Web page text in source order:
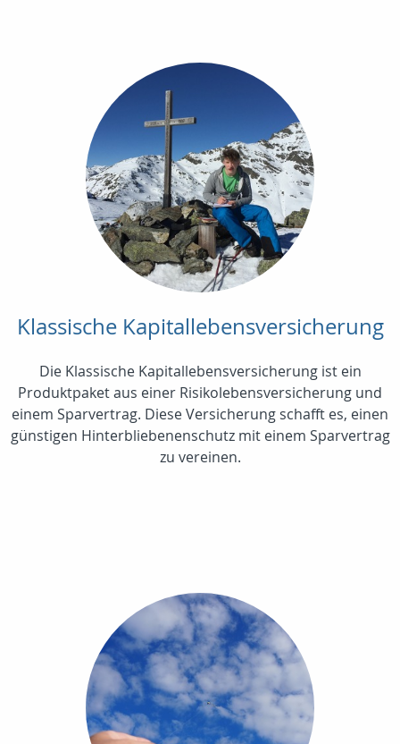
Klassische Kapitallebensversicherung
Die Klassische Kapitallebensversicherung ist ein
Produktpaket aus einer Risikolebensversicherung und
einem Sparvertrag. Diese Versicherung schafft es, einen
günstigen Hinterbliebenenschutz mit einem Sparvertrag
zu vereinen.